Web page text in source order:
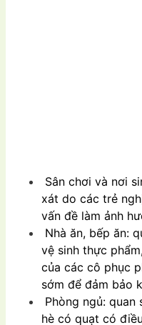
Sân chơi và nơi
xát do các trẻ
vấn đề làm ảnh
Nhà ăn, bếp ăn:
vệ sinh thực
của các cô phục
sớm để đảm bảo
Phòng ngủ: quan
hè có quạt có